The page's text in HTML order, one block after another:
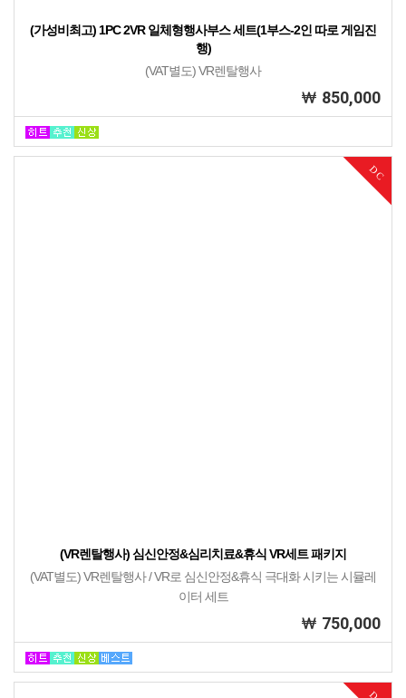
(가성비최고) 1PC 2VR 일체형행사부스 세트(1부스-2인 따로 게임진
행)
(VAT별도) VR렌탈행사
850,000
DC
(VR렌탈행사) 심신안정&심리치료&휴식 VR세트 패키지
(VAT별도) VR렌탈행사 / VR로 심신안정&휴식 극대화 시키는 시뮬레
이터 세트
750,000